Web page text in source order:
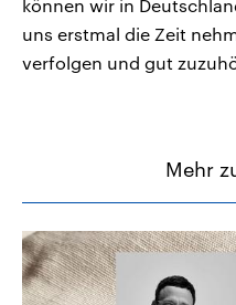
können wir in
uns erstmal die Zeit
verfolgen und gut
Mehr